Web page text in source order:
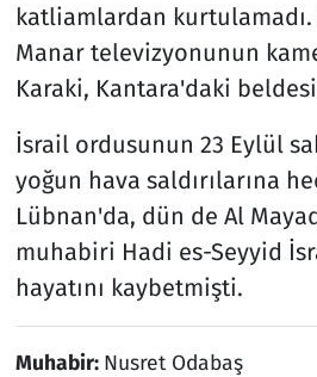
katliamlardan kurtulamadı.
Manar televizyonunun
Karaki, Kantara'daki
İsrail ordusunun 23 Eylül
yoğun hava saldırılarına
Lübnan'da, dün de Al
muhabiri Hadi es-Seyyid
hayatını kaybetmişti.
Muhabir: Nusret Odabaş